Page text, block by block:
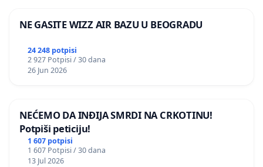
NE GASITE WIZZ AIR BAZU U BEOGRADU
24 248 potpisi
2 927 Potpisi / 30 dana
26 Jun 2026
NEĆEMO DA INĐIJA SMRDI NA CRKOTINU!
Potpiši peticiju!
1 607 potpisi
1 607 Potpisi / 30 dana
13 Jul 2026